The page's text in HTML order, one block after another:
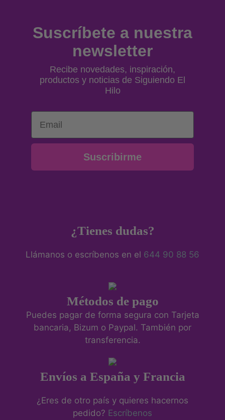
Suscríbete a nuestra
newsletter
Recibe novedades, inspiración,
productos y noticias de Siguiendo El
Hilo
Email
Suscribirme
¿Tienes dudas?
Llámanos o escríbenos en el 644 90 88 56
Métodos de pago
Puedes pagar de forma segura con Tarjeta
bancaria, Bizum o Paypal. También por
transferencia.
Envíos a España y Francia
¿Eres de otro país y quieres hacernos
pedido? Escríbenos